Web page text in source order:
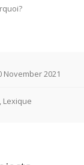
November 2021
Lexique